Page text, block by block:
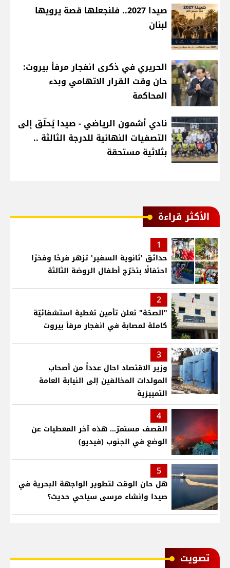
صيدا 2027.. فلنجعلها قصة يرويها
لبنان
الحريري في ذكرى انفجار مرفأ بيروت:
حان وقت القرار الاتهامي وبدء
المحاكمة
نادي أشمون الرياضي - صيدا يُحلّق إلى
التصفيات النهائية للدرجة الثالثة ..
بثلاثية مستحقة
الأكثر قراءة
1
حدائق 'ثانوية السفير' تزهر فرحًا وفخرًا
احتفالًا بتخرّج أطفال الروضة الثالثة
2
"الصحّة" تعلن تأمين تغطية استشفائيّة
كاملة لمصابة في انفجار مرفأ بيروت
3
وزير الاقتصاد احال عدداً من أصحاب
المولدات المخالفين إلى النيابة العامة
التمييزية
4
القصف مستمرّ... هذه آخر المعطيات عن
الوضع في الجنوب (فيديو)
5
هل حان الوقت لتطوير الواجهة البحرية في
صيدا وإنشاء مرسى سياحي حديث؟
ﺗﺼﻮﻳﺖ